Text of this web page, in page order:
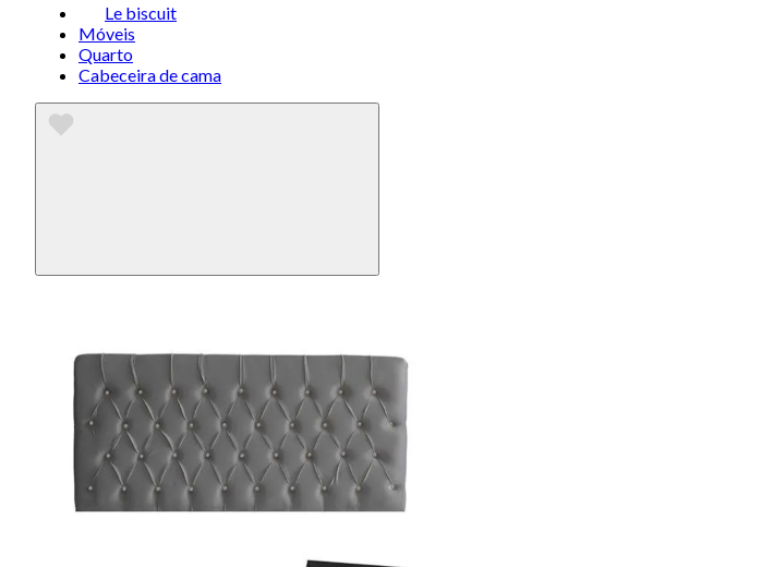
Le biscuit
Móveis
Quarto
Cabeceira de cama